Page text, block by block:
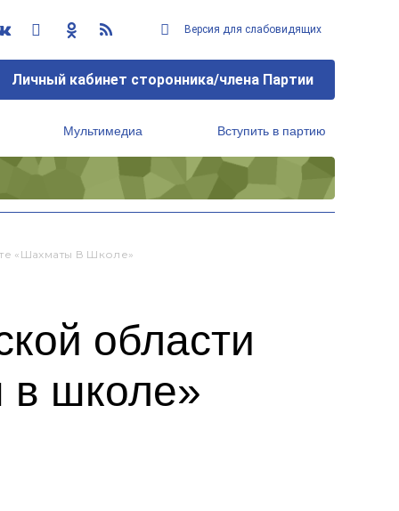
Версия для слабовидящих
Личный кабинет сторонника/члена Партии
Мультимедиа Вступить в партию
«Шахматы В Школе»
области
в школе»